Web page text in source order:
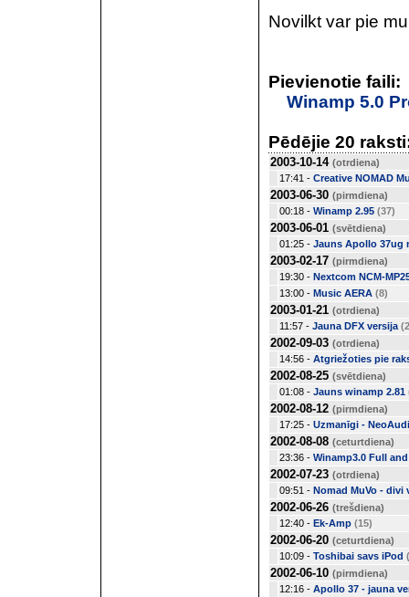
Novilkt var pie
Pievienotie faili:
Winamp 5.0
Pēdējie 20
2003-10-14 (otrdiena)
17:41 - Creative NOMAD
2003-06-30 (pirmdiena)
00:18 - Winamp 2.95 (37)
2003-06-01 (svētdiena)
01:25 - Jauns Apollo 37ug
2003-02-17 (pirmdiena)
19:30 - Nextcom NCM-
13:00 - Music AERA (8)
2003-01-21 (otrdiena)
11:57 - Jauna DFX versija
2002-09-03 (otrdiena)
14:56 - Atgriežoties pie
2002-08-25 (svētdiena)
01:08 - Jauns winamp 2.81
2002-08-12 (pirmdiena)
17:25 - Uzmanīgi -
2002-08-08 (ceturtdiena)
23:36 - Winamp3.0 Full
2002-07-23 (otrdiena)
09:51 - Nomad MuVo - divi
2002-06-26 (trešdiena)
12:40 - Ek-Amp (15)
2002-06-20 (ceturtdiena)
10:09 - Toshibai savs iPod
2002-06-10 (pirmdiena)
12:16 - Apollo 37 - jauna